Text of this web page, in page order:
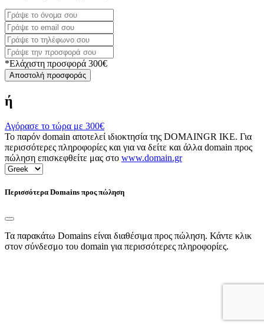
*Ελάχιστη προσφορά 300€
Αποστολή προσφοράς
ή
Αγόρασε το τώρα με 300€
Το παρόν domain αποτελεί ιδιοκτησία της DOMAINGR ΙΚΕ. Για
περισσότερες πληροφορίες και για να δείτε και άλλα domain προς
πώληση επισκεφθείτε μας στο www.domain.gr
Περισσότερα Domains προς πώληση
Τα παρακάτω Domains είναι διαθέσιμα προς πώληση. Κάντε κλικ
στον σύνδεσμο του domain για περισσότερες πληροφορίες.